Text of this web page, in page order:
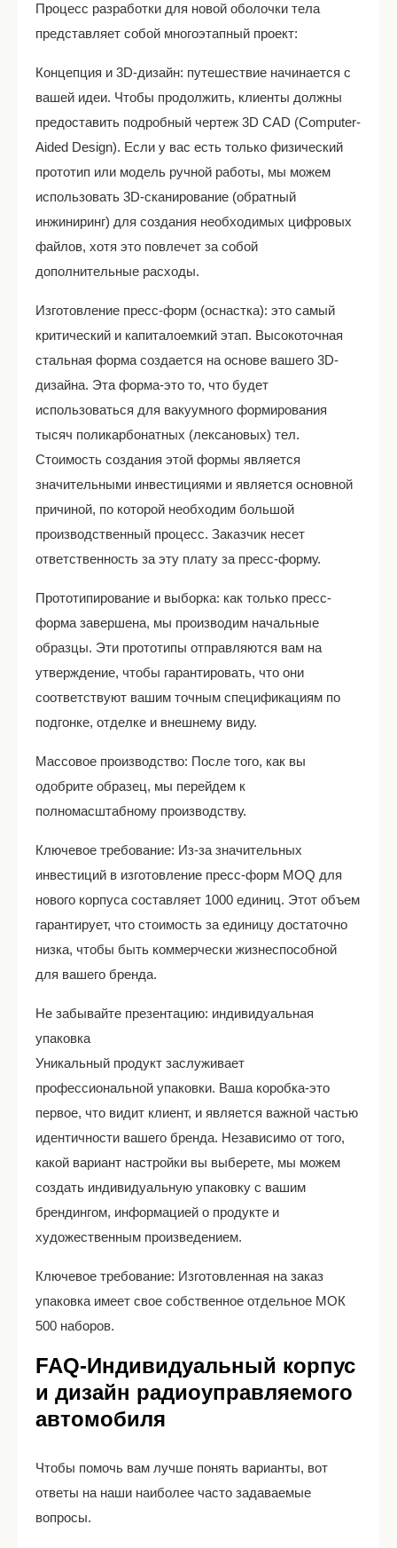
Процесс разработки для новой оболочки тела
представляет собой многоэтапный проект:
Концепция и 3D-дизайн: путешествие начинается с
вашей идеи. Чтобы продолжить, клиенты должны
предоставить подробный чертеж 3D CAD (Computer-
Aided Design). Если у вас есть только физический
прототип или модель ручной работы, мы можем
использовать 3D-сканирование (обратный
инжиниринг) для создания необходимых цифровых
файлов, хотя это повлечет за собой
дополнительные расходы.
Изготовление пресс-форм (оснастка): это самый
критический и капиталоемкий этап. Высокоточная
стальная форма создается на основе вашего 3D-
дизайна. Эта форма-это то, что будет
использоваться для вакуумного формирования
тысяч поликарбонатных (лексановых) тел.
Стоимость создания этой формы является
значительными инвестициями и является основной
причиной, по которой необходим большой
производственный процесс. Заказчик несет
ответственность за эту плату за пресс-форму.
Прототипирование и выборка: как только пресс-
форма завершена, мы производим начальные
образцы. Эти прототипы отправляются вам на
утверждение, чтобы гарантировать, что они
соответствуют вашим точным спецификациям по
подгонке, отделке и внешнему виду.
Массовое производство: После того, как вы
одобрите образец, мы перейдем к
полномасштабному производству.
Ключевое требование: Из-за значительных
инвестиций в изготовление пресс-форм MOQ для
нового корпуса составляет 1000 единиц. Этот объем
гарантирует, что стоимость за единицу достаточно
низка, чтобы быть коммерчески жизнеспособной
для вашего бренда.
Не забывайте презентацию: индивидуальная
упаковка
Уникальный продукт заслуживает
профессиональной упаковки. Ваша коробка-это
первое, что видит клиент, и является важной частью
идентичности вашего бренда. Независимо от того,
какой вариант настройки вы выберете, мы можем
создать индивидуальную упаковку с вашим
брендингом, информацией о продукте и
художественным произведением.
Ключевое требование: Изготовленная на заказ
упаковка имеет свое собственное отдельное МОК
500 наборов.
FAQ-Индивидуальный корпус
и дизайн радиоуправляемого
автомобиля
Чтобы помочь вам лучше понять варианты, вот
ответы на наши наиболее часто задаваемые
вопросы.